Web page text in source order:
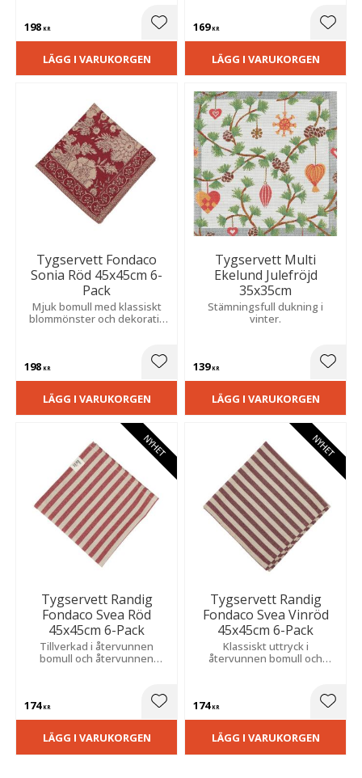
198 KR Lägg till i favoriter
LÄGG I VARUKORGEN
169KR
LÄGG I VARUKORGEN
Tygservett Fondaco
Sonia Röd 45x45cm 6-
Pack
Mjuk bomull med klassiskt
blommönster och dekorativ
198 KR Lägg till i favoriter
LÄGG I VARUKORGEN
Tygservett Multi
Ekelund Julefröjd
35x35cm
Stämningsfull dukning i
vinter.
139KR
LÄGG I VARUKORGEN
Tygservett Randig
Fondaco Svea Röd
45x45cm 6-Pack
Tillverkad i återvunnen
bomull och återvunnen
komplement till vackra
174KR
NYHET
Lägg till i favoriter
LÄGG I VARUKORGEN
Tygservett Randig
Fondaco Svea Vinröd
45x45cm 6-Pack
Klassiskt uttryck i
återvunnen bomull och
174KR
NYHET
LÄGG I VARUKORGEN